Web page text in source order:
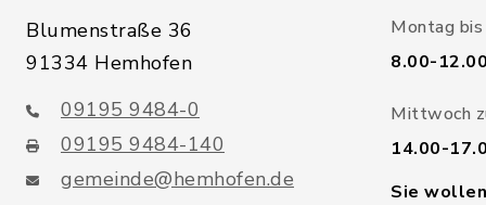
Blumenstraße 36
91334 Hemhofen
09195 9484-0
09195 9484-140
gemeinde@hemhofen.de
Montag
8.00-
Mittwoch
14.00-
Sie